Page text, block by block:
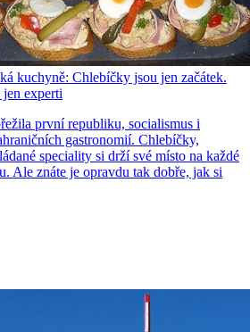
kuchyně: Chlebíčky jsou jen začátek.
experti
první republiku, socialismus i
gastronomií. Chlebíčky,
speciality si drží své místo na každé
Ale znáte je opravdu tak dobře, jak si